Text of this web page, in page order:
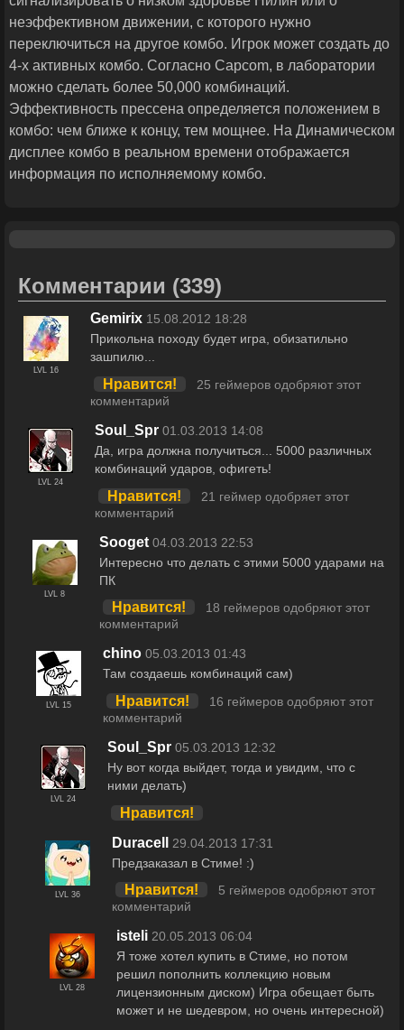
неэффективном движении, с которого нужно
переключиться на другое комбо. Игрок может создать до
4-х активных комбо. Согласно Capcom, в лаборатории
можно сделать более 50,000 комбинаций.
Эффективность прессена определяется положением в
комбо: чем ближе к концу, тем мощнее. На Динамическом
дисплее комбо в реальном времени отображается
информация по исполняемому комбо.
Комментарии (339)
LVL 16
Gemirix 15.08.2012 18:28
Прикольна походу будет игра, обизатильно
зашпилю...
Нравится!
25 геймеров одобряют этот
комментарий
LVL 24
Soul_Spr 01.03.2013 14:08
Да, игра должна получиться... 5000 различных
комбинаций ударов, офигеть!
Нравится!
21 геймер одобряет этот
комментарий
LVL 8
Sooget 04.03.2013 22:53
Интересно что делать с этими 5000 ударами на
ПК
Нравится!
18 геймеров одобряют этот
комментарий
LVL 15
chino 05.03.2013 01:43
Там создаешь комбинаций сам)
Нравится!
16 геймеров одобряют этот
комментарий
LVL 24
Soul_Spr 05.03.2013 12:32
Ну вот когда выйдет, тогда и увидим, что с
ними делать)
Нравится!
LVL 36
Duracell 29.04.2013 17:31
Предзаказал в Стиме! :)
Нравится!
5 геймеров одобряют этот
комментарий
LVL 28
isteli 20.05.2013 06:04
Я тоже хотел купить в Стиме, но потом
решил пополнить коллекцию новым
лицензионным диском) Игра обещает быть
может и не шедевром, но очень интересной)